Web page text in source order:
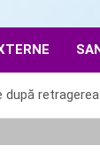
după